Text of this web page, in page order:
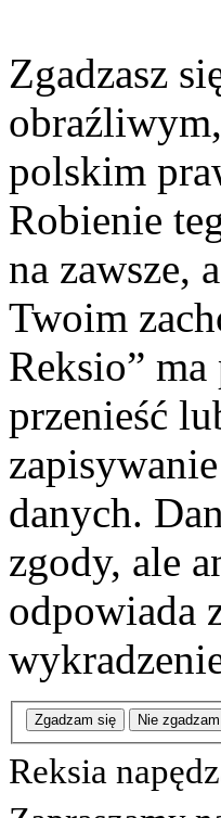
Zgadzasz
polskim
Robienie
na zawsze,
Twoim
Reksio”
przenieść
danych.
zgody, ale
odpowiada
Zgadzam się Nie
Reksia